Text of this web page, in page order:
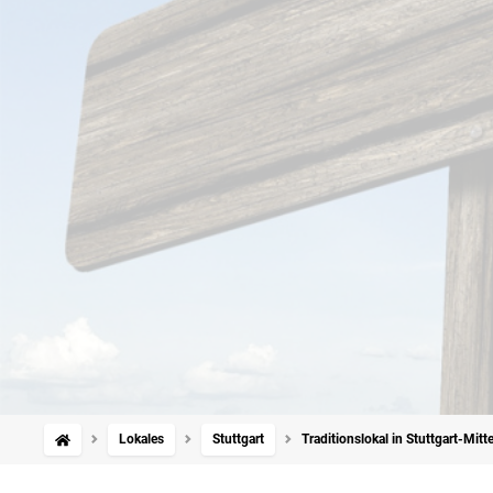
Lokales Stuttgart Traditionslokal in Stuttgart-